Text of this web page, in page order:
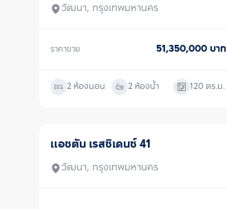
วัฒนา, กรุงเทพมหานคร
ราคาขาย 51,350,000บาท
2 ห้องนอน 2 ห้องน้ำ 120 ตร.ม.
ขายพร้อมผู้เช่า
แอชตัน เรสซิเดนซ์ 41
วัฒนา, กรุงเทพมหานคร